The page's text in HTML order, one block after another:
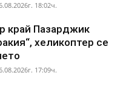
18:02ч.
край Пазарджик
хеликоптер се
17:09ч.